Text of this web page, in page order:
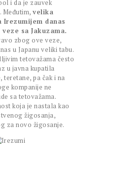
i da je zauvek
Međutim, velika
Irezumijem danas
sa Jakuzama.
zbog ove veze,
u Japanu veliki tabu.
tetovažama često
u javna kupatila
teretane, pa čak i na
kompanije ne
sa tetovažama.
koja je nastala kao
žigosanja,
za novo žigosanje.